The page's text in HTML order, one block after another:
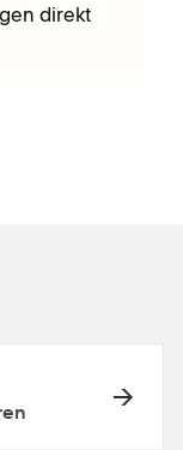
direkt